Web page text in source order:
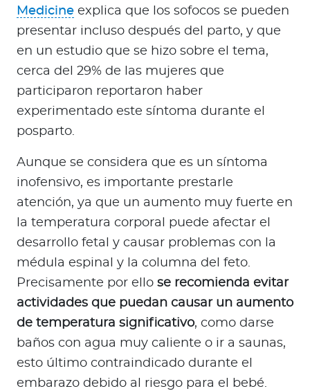
Medicine explica que los sofocos se pueden
presentar incluso después del parto, y que
en un estudio que se hizo sobre el tema,
cerca del 29% de las mujeres que
participaron reportaron haber
experimentado este síntoma durante el
posparto.
Aunque se considera que es un síntoma
inofensivo, es importante prestarle
atención, ya que un aumento muy fuerte en
la temperatura corporal puede afectar el
desarrollo fetal y causar problemas con la
médula espinal y la columna del feto.
Precisamente por ello se recomienda evitar
actividades que puedan causar un aumento
de temperatura significativo, como darse
baños con agua muy caliente o ir a saunas,
esto último contraindicado durante el
embarazo debido al riesgo para el bebé.